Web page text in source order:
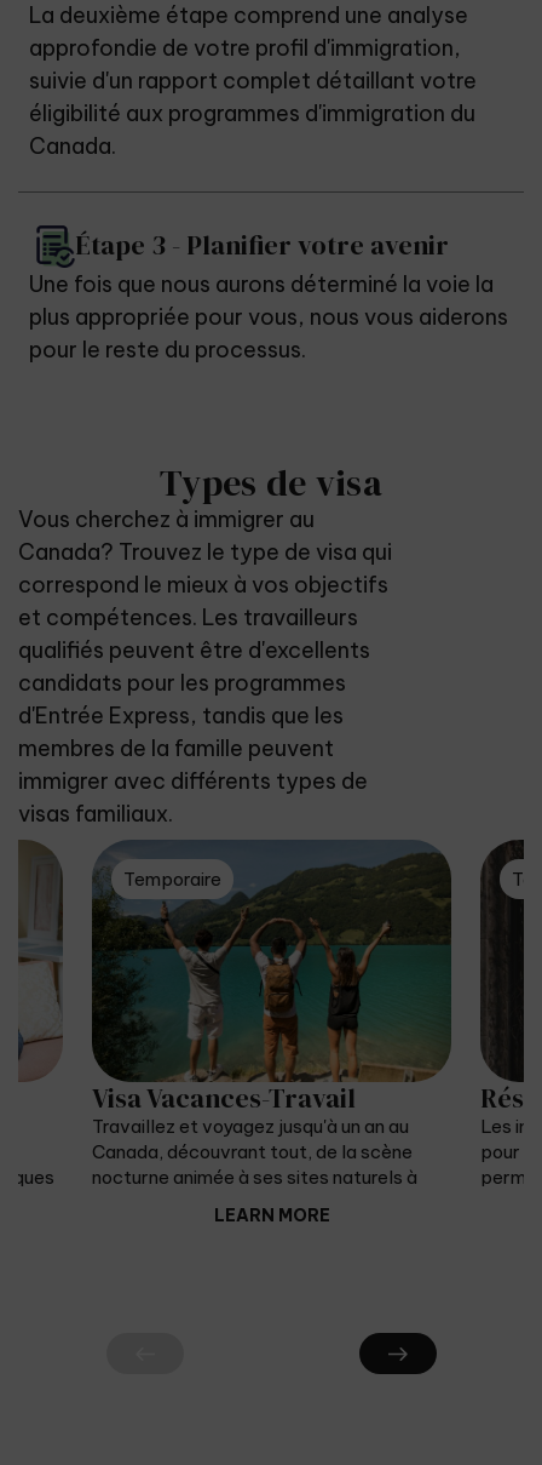
La deuxième étape comprend une analyse
approfondie de votre profil d'immigration,
suivie d'un rapport complet détaillant votre
éligibilité aux programmes d'immigration du
Canada.
Étape 3 - Planifier votre avenir
Une fois que nous aurons déterminé la voie la
plus appropriée pour vous, nous vous aiderons
pour le reste du processus.
Types de visa
Vous cherchez à immigrer au
Canada? Trouvez le type de visa qui
correspond le mieux à vos objectifs
et compétences. Les travailleurs
qualifiés peuvent être d'excellents
candidats pour les programmes
d'Entrée Express, tandis que les
membres de la famille peuvent
immigrer avec différents types de
visas familiaux.
Temporaire
Visa Vacances-Travail
Travaillez et voyagez jusqu'à un an au
Canada, découvrant tout, de la scène
nocturne animée à ses sites naturels à
couper le souffle.
LEARN MORE
Les
pour